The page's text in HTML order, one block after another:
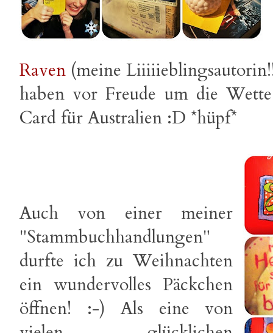
Raven (meine
haben vor Freude um die
Card für Australien :D *hüpf*
Auch von einer meiner
"Stammbuchhandlungen"
durfte ich zu Weihnachten
ein wundervolles Päckchen
öffnen! :-) Als eine von